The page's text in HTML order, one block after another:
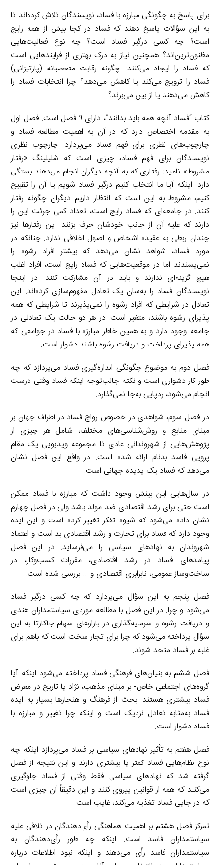
برای پاسخ به چگونگی مبارزه با فساد، نویسندگان تلاش کرده‌اند تا
به این سؤالات پاسخ دهند که فساد در کجا بیش از همه رایج
است؟ چه کسی درگیر فساد است؟ چه نوع فعالیت‌هایی
مظنون‌ترین‌اند؟ همچنین نیاز به درک بهتری از فرایندهایی است
که فساد را ایجاد می‌کنند: چگونه رقابت متعصبانه (پارتیزانی)
فساد را ترویج می‌کند یا کاهش می‌دهد؟ چرا انتخابات فساد را
کاهش می‌دهند یا از بین می‌برند؟
کتاب “فساد آنچه همه باید بدانند”، دارای ۹ فصل است. فصل اول
به مقدمه اختصاص دارد که در آن به اهمیت مطالعه فساد و
چارچوب‌های نظری برای فهم فساد می‌پردازد. چارچوب نظری
نویسندگان برای فهم فساد، چیزی است که شلیلینگ «رفتار
مشروط» نامید: رفتاری که به آنچه دیگران انجام می‌دهند بستگی
دارد. اینکه آیا ما انتخاب کنیم درگیر فساد شویم یا آن را تقبیح
کنیم، مشروط به این است که انتظار داریم دیگران چگونه رفتار
کنند. در جامعه‌ای که فساد رایج است، تعداد کمی جرئت این را
دارند که علیه آن از جانب خودشان حرف بزنند. این رفتارها نیز
چندان ربطی به عقیده اشخاص و اصول اخلاقی ندارد. چنانکه در
مورد فساد، شواهد نشان می‌دهد که بیشتر افراد رشوه را
نمی‌پسندند اما در موقعیت‌هایی که فساد رایج است، افراد اغلب
هیچ گزینه‌ای ندارند و باید در آن مشارکت کنند. در اینجا
نویسندگان فساد را به‌سان یک تعادل مفهوم‌سازی کرده‌اند. این
تعادل در شرایطی که افراد رشوه را نمی‌پذیرند تا شرایطی که همه
پذیرای رشوه باشند، متغیر است. در هر دو حالت یک تعادلی در
جامعه وجود دارد و به همین خاطر مبارزه با فساد در جوامعی که
همه پذیرای پرداخت و دریافت رشوه باشند دشوار است.
فصل دوم به موضوع چگونگی اندازه‌گیری فساد می‌پردازد که چه
طور کار دشواری است و نکته جالب‌توجه اینکه فساد وقتی درست
انجام می‌شود، ردپایی به‌جا نمی‌گذارد.
در فصل سوم، شواهدی در خصوص رواج فساد در اطراف جهان بر
مبنای منابع و روش‌شناسی‌های مختلف، شامل هر چیزی از
پژوهش‌هایی از شهروندانی عادی تا مجموعه ویدیویی یک مقام
پرویی فاسد بدنام ارائه شده است. در واقع این فصل نشان
می‌دهد که فساد یک پدیده جهانی است.
در سال‌هایی این بینش وجود داشت که مبارزه با فساد ممکن
است حتی برای رشد اقتصادی ضد مولد باشد ولی در فصل چهارم
نشان داده می‌شود که شیوه تفکر تغییر کرده است و این ایده
وجود دارد که فساد برای تجارت و رشد اقتصادی بد است و اعتماد
شهروندان به نهادهای سیاسی را می‌فرساید. در این فصل
پیامدهای فساد در رشد اقتصادی، مقررات کسب‌وکار، در
ساخت‌وساز عمومی، نابرابری اقتصادی و … بررسی شده است.
فصل پنجم به این سؤال می‌پردازد که چه کسی درگیر فساد
می‌شود و چرا. در این فصل با مطالعه موردی سیاستمداران هندی
و دریافت رشوه و سرمایه‌گذاری در بازارهای سهام جاکارتا به این
سؤال پرداخته می‌شود که چرا برای تجار سخت است که باهم برای
غلبه بر فساد متحد شوند.
فصل ششم به بنیان‌های فرهنگی فساد پرداخته می‌شود اینکه آیا
گروه‌های اجتماعی خاص- بر مبنای مذهب، نژاد یا تاریخ در معرض
فساد بیشتری هستند. بحث از فرهنگ و هنجارها بسیار به ایده
فساد به‌مثابه تعادل نزدیک است و اینکه چرا تغییر و مبارزه با
فساد دشوار است.
فصل هفتم به تأثیر نهادهای سیاسی بر فساد می‌پردازد اینکه چه
نوع نظام‌هایی فساد کمتر یا بیشتری دارند و این نتیجه از فصل
گرفته شد که نهادهای سیاسی فقط وقتی از فساد جلوگیری
می‌کنند که همه از قوانین پیروی کنند و این دقیقاً آن چیزی است
که در جایی فساد تغذیه می‌کند، غایب است.
تمرکز فصل هشتم بر اهمیت هماهنگی رأی‌دهندگان در تلاقی علیه
سیاستمداران فاسد است. اینکه چه طور رأی‌دهندگان به
سیاستمداران فاسد رأی می‌دهند و اینکه نبود اطلاعات درباره